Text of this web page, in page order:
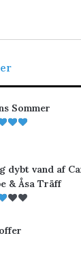
Sommer
dybt vand af
& Åsa Träff